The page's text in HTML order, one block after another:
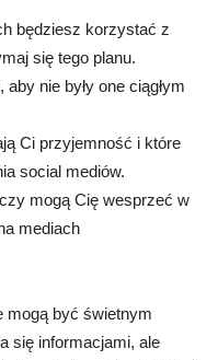
będziesz korzystać z
się tego planu.
nie były one ciągłym
Ci przyjemność i które
social mediów.
mogą Cię wesprzeć w
mediach
mogą być świetnym
się informacjami, ale